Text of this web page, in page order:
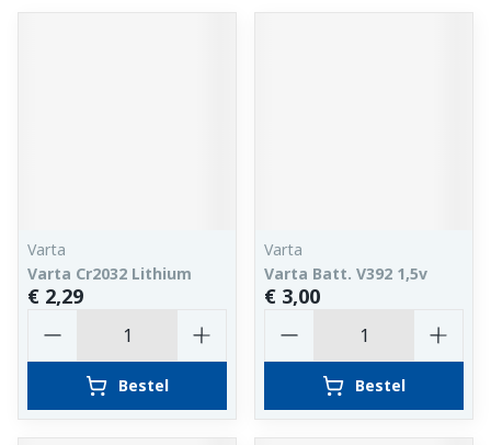
Varta
Varta Cr2032 Lithium
€ 2,29
Bestel
Varta
Varta Batt. V392 1,5v
€ 3,00
Bestel